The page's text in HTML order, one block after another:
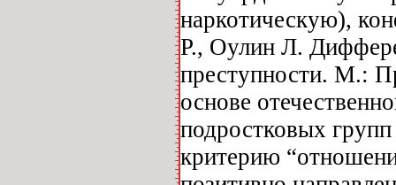
наркотическую),
Р., Оулин Л.
преступности. М.:
основе
подростковых
критерию